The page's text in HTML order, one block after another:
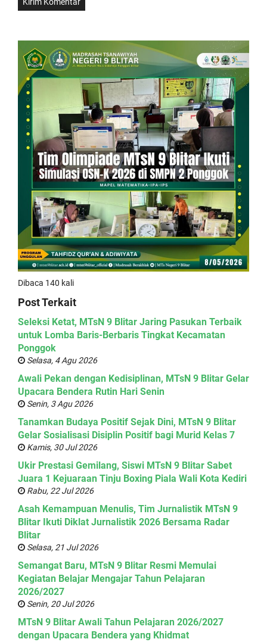
Dibaca 140 kali
Post Terkait
Seleksi Ketat, MTsN 9 Blitar Jaring Pasukan Terbaik
untuk Lomba Baris-Berbaris Tingkat Kecamatan
Ponggok
Selasa, 4 Agu 2026
Awali Pekan dengan Kedisiplinan, MTsN 9 Blitar Gelar
Upacara Bendera Rutin Hari Senin
Senin, 3 Agu 2026
Tanamkan Budaya Positif Sejak Dini, MTsN 9 Blitar
Gelar Sosialisasi Disiplin Positif bagi Murid Kelas 7
Kamis, 30 Jul 2026
Ukir Prestasi Gemilang, Siswi MTsN 9 Blitar Sabet
Juara 1 Kejuaraan Tinju Boxing Piala Wali Kota Kediri
Rabu, 22 Jul 2026
Asah Kemampuan Menulis, Tim Jurnalistik MTsN 9
Blitar Ikuti Diklat Jurnalistik 2026 Bersama Radar
Blitar
Selasa, 21 Jul 2026
Semangat Baru, MTsN 9 Blitar Resmi Memulai
Kegiatan Belajar Mengajar Tahun Pelajaran
2026/2027
Senin, 20 Jul 2026
MTsN 9 Blitar Awali Tahun Pelajaran 2026/2027
dengan Upacara Bendera yang Khidmat